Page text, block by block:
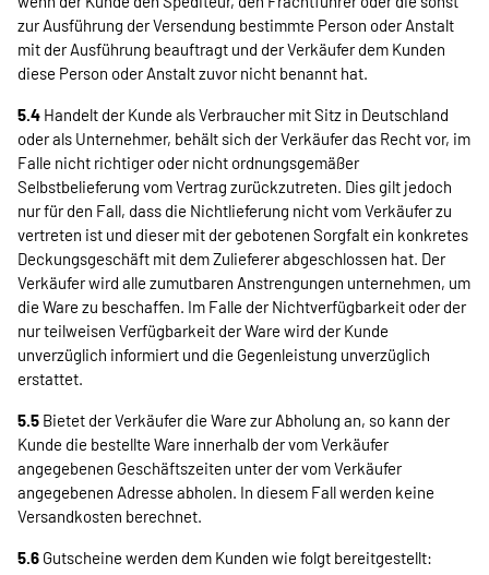
zur Ausführung der Versendung bestimmte Person oder Anstalt
mit der Ausführung beauftragt und der Verkäufer dem Kunden
diese Person oder Anstalt zuvor nicht benannt hat.
5.4 Handelt der Kunde als Verbraucher mit Sitz in Deutschland
oder als Unternehmer, behält sich der Verkäufer das Recht vor, im
Falle nicht richtiger oder nicht ordnungsgemäßer
Selbstbelieferung vom Vertrag zurückzutreten. Dies gilt jedoch
nur für den Fall, dass die Nichtlieferung nicht vom Verkäufer zu
vertreten ist und dieser mit der gebotenen Sorgfalt ein konkretes
Deckungsgeschäft mit dem Zulieferer abgeschlossen hat. Der
Verkäufer wird alle zumutbaren Anstrengungen unternehmen, um
die Ware zu beschaffen. Im Falle der Nichtverfügbarkeit oder der
nur teilweisen Verfügbarkeit der Ware wird der Kunde
unverzüglich informiert und die Gegenleistung unverzüglich
erstattet.
5.5 Bietet der Verkäufer die Ware zur Abholung an, so kann der
Kunde die bestellte Ware innerhalb der vom Verkäufer
angegebenen Geschäftszeiten unter der vom Verkäufer
angegebenen Adresse abholen. In diesem Fall werden keine
Versandkosten berechnet.
5.6 Gutscheine werden dem Kunden wie folgt bereitgestellt: